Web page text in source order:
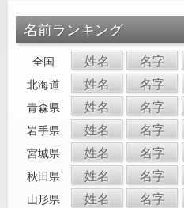
名前ランキング
全国 姓名 名字
北海道 姓名 名字
青森県 姓名 名字
岩手県 姓名 名字
宮城県 姓名 名字
秋田県 姓名 名字
山形県 姓名 名字